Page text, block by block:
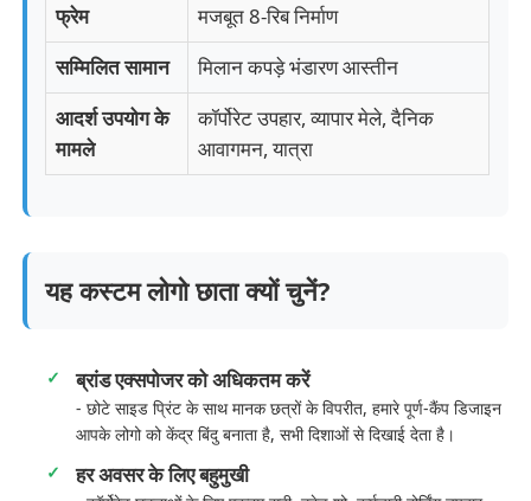
फ्रेम
मजबूत 8-रिब निर्माण
सम्मिलित सामान
मिलान कपड़े भंडारण आस्तीन
आदर्श उपयोग के
मामले
कॉर्पोरेट उपहार, व्यापार मेले, दैनिक
आवागमन, यात्रा
यह कस्टम लोगो छाता क्यों चुनें?
ब्रांड एक्सपोजर को अधिकतम करें
- छोटे साइड प्रिंट के साथ मानक छत्रों के विपरीत, हमारे पूर्ण-कैंप डिजाइन
आपके लोगो को केंद्र बिंदु बनाता है, सभी दिशाओं से दिखाई देता है।
हर अवसर के लिए बहुमुखी